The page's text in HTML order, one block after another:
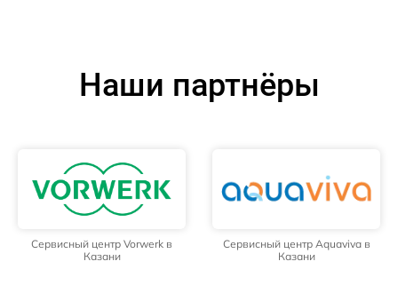
Наши партнёры
Сервисный центр Vorwerk в
Казани
Сервисный центр Aquaviva в
Казани